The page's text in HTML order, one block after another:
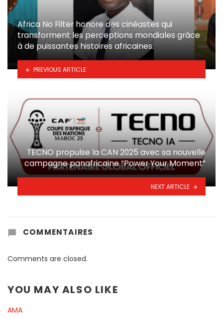
Africa No Filter honore des cinéastes qui
transforment les perceptions mondiales grâce
à de puissantes histoires africaines.
PREVIOUS ARTICLE
TECNO propulse la CAN 2025 avec sa nouvelle
campagne panafricaine “Power Your Moment”
NEXT ARTICLE
COMMENTAIRES
Comments are closed.
YOU MAY ALSO LIKE
AMA